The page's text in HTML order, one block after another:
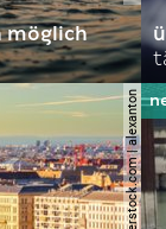
möglich
© shutterstock.com | alexanton